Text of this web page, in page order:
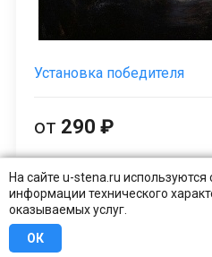
На сайте u-stena.ru используются
информации технического
оказываемых услуг.
ОК
Установка победителя
от 290 ₽